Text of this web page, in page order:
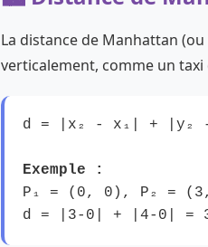
La distance de Manhattan
verticalement, comme un
d = |x₂ - x₁| + |y₂
Exemple :
P₁ = (0, 0), P₂ =
d = |3-0| + |4-0| =